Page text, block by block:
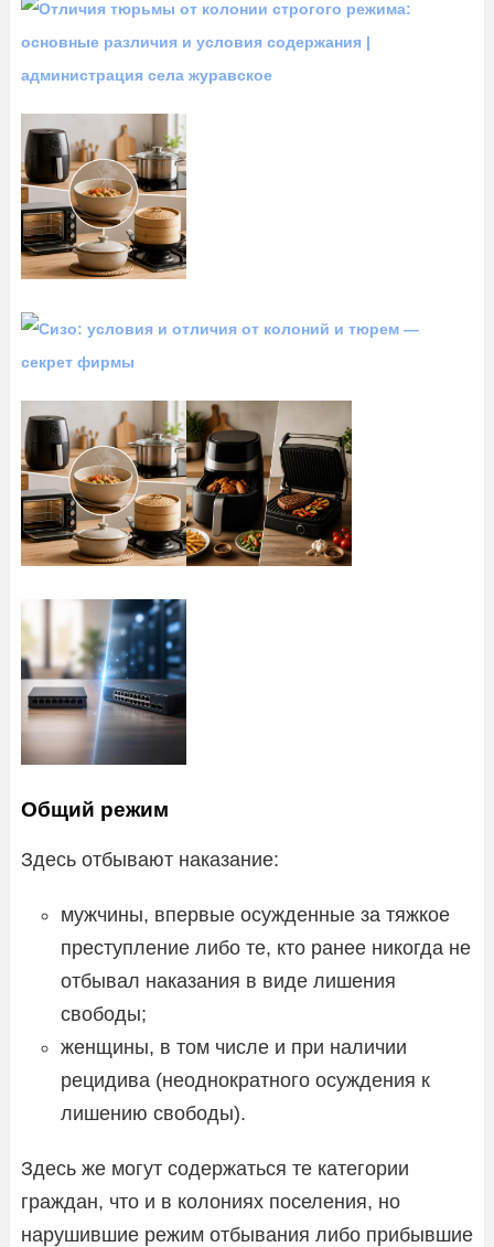
Общий режим
Здесь отбывают наказание:
мужчины, впервые осужденные за тяжкое
преступление либо те, кто ранее никогда не
отбывал наказания в виде лишения
свободы;
женщины, в том числе и при наличии
рецидива (неоднократного осуждения к
лишению свободы).
Здесь же могут содержаться те категории
граждан, что и в колониях поселения, но
нарушившие режим отбывания либо прибывшие